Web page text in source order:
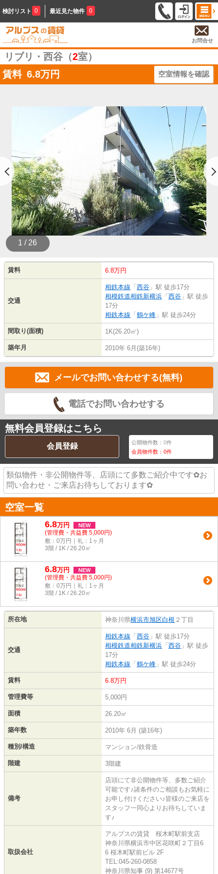
検討リスト 0 最近見た物件 0
お問合せ
リブリ・西谷（2室）
賃料 6.8万円 空室情報を確認
1 / 26
賃料 6.8万円
交通
相鉄本線 「 西谷 」駅 徒歩17分
相模鉄道相鉄新横浜 「 西谷 」駅 徒歩
17分
相鉄本線 「 鶴ケ峰 」駅 徒歩24分
間取り(面積) 1K(26.20㎡)
築年月 2010年 6月(築16年)
メールでお問い合わせする(無料)
電話でお問い合わせする
無料会員登録はこちら
会員登録 公開物件数：0件
会員物件数：0件
類似物件・非公開物件等、店頭にて多数ご紹介中です✿お
問い合わせ・ご来店お待ちしております✿
空室一覧
6.8万円 NEW
(管理費・共益費 5,000円)
敷：0万円｜礼：1ヶ月
3階 / 1K / 26.20㎡
6.8万円 NEW
(管理費・共益費 5,000円)
敷：0万円｜礼：1ヶ月
3階 / 1K / 26.20㎡
所在地 神奈川県横浜市旭区白根 ２丁目
交通
相鉄本線 「 西谷 」駅 徒歩17分
相模鉄道相鉄新横浜 「 西谷 」駅 徒歩
17分
相鉄本線 「 鶴ケ峰 」駅 徒歩24分
賃料 6.8万円
管理費等 5,000円
面積 26.20㎡
築年数 2010年 6月 (築16年)
種別/構造 マンション/鉄骨造
階建 3階建
備考
店頭にて非公開物件等、多数ご紹介
可能です♪諸条件のご相談もお気軽に
お申し付けください♪皆様のご来店を
スタッフ一同心よりお待ちしていま
す♪
取扱会社
アルプスの賃貸 桜木町駅前支店
神奈川県横浜市中区花咲町２丁目6
6 桜木町駅前ビル 2F
TEL:045-260-0858
神奈川県知事 (9) 第14677号